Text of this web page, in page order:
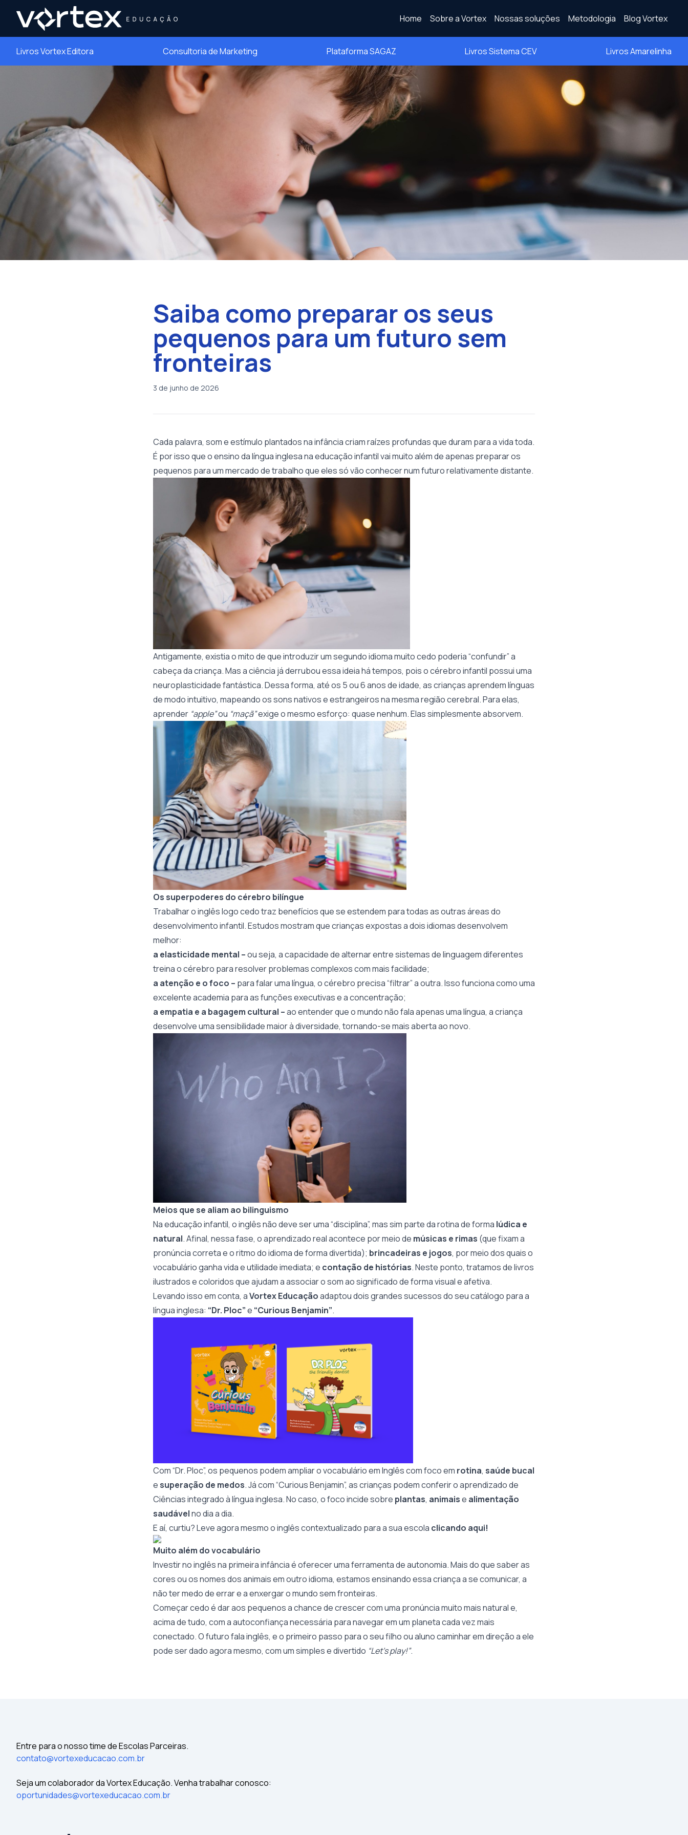
Home Sobre a Vortex Nossas soluções Metodologia Blog Vortex
Livros Vortex Editora Consultoria de Marketing Plataforma SAGAZ Livros Sistema CEV Livros Amarelinha
Saiba como preparar os seus
pequenos para um futuro sem
fronteiras
3 de junho de 2026
Cada palavra, som e estímulo plantados na infância criam raízes profundas que duram para a vida toda.
É por isso que o ensino da língua inglesa na educação infantil vai muito além de apenas preparar os
pequenos para um mercado de trabalho que eles só vão conhecer num futuro relativamente distante.
Antigamente, existia o mito de que introduzir um segundo idioma muito cedo poderia “confundir” a
cabeça da criança. Mas a ciência já derrubou essa ideia há tempos, pois o cérebro infantil possui uma
neuroplasticidade fantástica. Dessa forma, até os 5 ou 6 anos de idade, as crianças aprendem línguas
de modo intuitivo, mapeando os sons nativos e estrangeiros na mesma região cerebral. Para elas,
aprender “apple”ou “maçã”exige o mesmo esforço: quase nenhum. Elas simplesmente absorvem.
Os superpoderes do cérebro bilíngue
Trabalhar o inglês logo cedo traz benefícios que se estendem para todas as outras áreas do
desenvolvimento infantil. Estudos mostram que crianças expostas a dois idiomas desenvolvem
melhor:
a elasticidade mental –ou seja, a capacidade de alternar entre sistemas de linguagem diferentes
treina o cérebro para resolver problemas complexos com mais facilidade;
a atenção e o foco – para falar uma língua, o cérebro precisa “filtrar” a outra. Isso funciona como uma
excelente academia para as funções executivas e a concentração;
a empatia e a bagagem cultural –ao entender que o mundo não fala apenas uma língua, a criança
desenvolve uma sensibilidade maior à diversidade, tornando-se mais aberta ao novo.
Meios que se aliam ao bilinguismo
Na educação infantil, o inglês não deve ser uma “disciplina”, mas sim parte da rotina de forma lúdica e
natural. Afinal, nessa fase, o aprendizado real acontece por meio de músicas e rimas (que fixam a
pronúncia correta e o ritmo do idioma de forma divertida); brincadeiras e jogos, por meio dos quais o
vocabulário ganha vida e utilidade imediata; e contação de histórias. Neste ponto, tratamos de livros
ilustrados e coloridos que ajudam a associar o som ao significado de forma visual e afetiva.
Levando isso em conta, aVortex Educaçãoadaptou dois grandes sucessos do seu catálogo para a
língua inglesa: “Dr. Ploc”e “Curious Benjamin”.
Com “Dr. Ploc”, os pequenos podem ampliar o vocabulário em Inglês com foco em rotina, saúde bucal
esuperação de medos. Já com “Curious Benjamin”, as crianças podem conferir o aprendizado de
Ciências integrado à língua inglesa. No caso, o foco incide sobre plantas, animaise alimentação
saudávelno dia a dia.
E aí, curtiu? Leve agora mesmo o inglês contextualizado para a sua escola clicando aqui!
Muito além do vocabulário
Investir no inglês na primeira infância é oferecer uma ferramenta de autonomia. Mais do que saber as
cores ou os nomes dos animais em outro idioma, estamos ensinando essa criança a se comunicar, a
não ter medo de errar e a enxergar o mundo sem fronteiras.
Começar cedo é dar aos pequenos a chance de crescer com uma pronúncia muito mais natural e,
acima de tudo, com a autoconfiança necessária para navegar em um planeta cada vez mais
conectado. O futuro fala inglês, e o primeiro passo para o seu filho ou aluno caminhar em direção a ele
pode ser dado agora mesmo, com um simples e divertido “Let’s play!”.
Entre para o nosso time de Escolas Parceiras.
contato@vortexeducacao.com.br
Seja um colaborador da Vortex Educação. Venha trabalhar conosco:
oportunidades@vortexeducacao.com.br